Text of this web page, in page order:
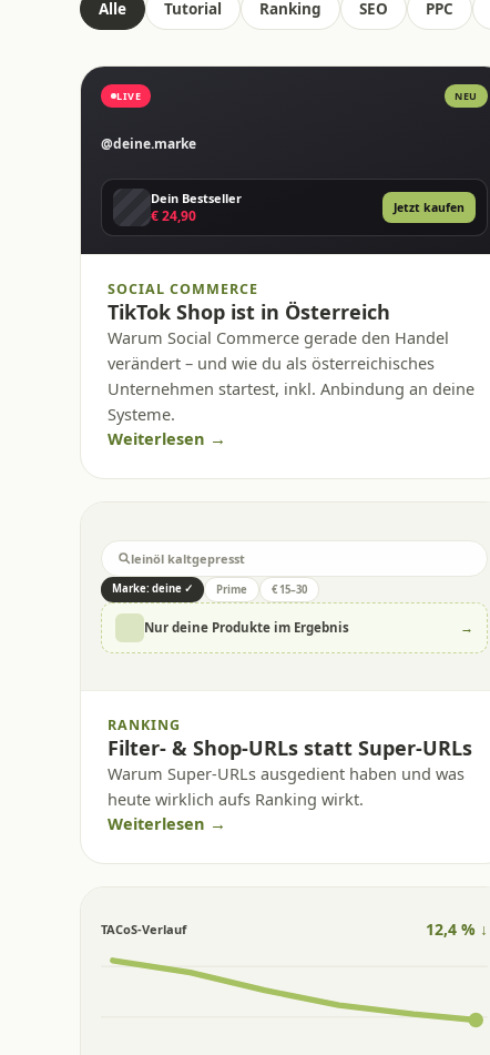
Alle Tutorial Ranking SEO PPC
LIVE NEU
@deine.marke
Dein Bestseller
€ 24,90 Jetzt kaufen
SOCIAL COMMERCE
TikTok Shop ist in Österreich
Warum Social Commerce gerade den Handel
verändert – und wie du als österreichisches
Unternehmen startest, inkl. Anbindung an deine
Systeme.
Weiterlesen →
leinöl kaltgepresst
Marke: deine ✓ Prime € 15–30
Nur deine Produkte im Ergebnis →
RANKING
Filter- & Shop-URLs statt Super-URLs
Warum Super-URLs ausgedient haben und was
heute wirklich aufs Ranking wirkt.
Weiterlesen →
TACoS-Verlauf 12,4 % ↓